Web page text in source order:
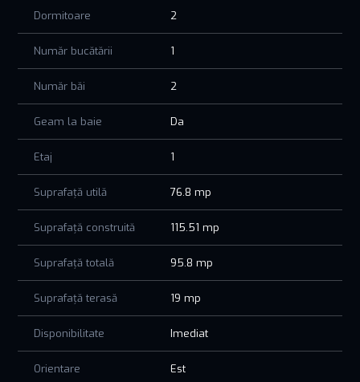
In cazul achizitiei pe o firma platitoare de TVA se aplica
Dormitoare 2
Număr bucătării 1
Număr băi 2
Geam la baie Da
Etaj 1
Suprafață utilă 76.8 mp
Suprafață construită 115.51 mp
Suprafață totală 95.8 mp
Suprafață terasă 19 mp
Disponibilitate Imediat
Orientare Est